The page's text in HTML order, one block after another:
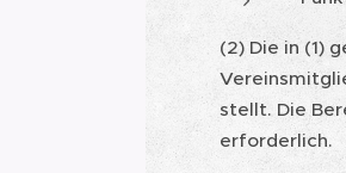
(2) Die in (1)
stellt. Die
erforderlich.